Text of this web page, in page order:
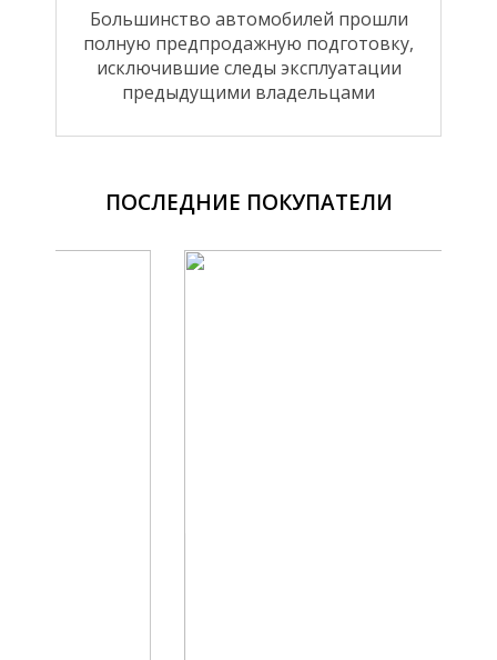
Большинство автомобилей прошли
полную предпродажную подготовку,
исключившие следы эксплуатации
предыдущими владельцами
ПОСЛЕДНИЕ ПОКУПАТЕЛИ